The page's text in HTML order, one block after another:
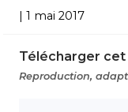
| 1 mai 2017
Télécharger
Reproduction,